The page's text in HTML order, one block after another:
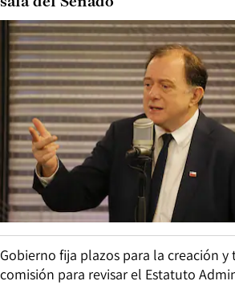
Gobierno fija plazos para la creación y
comisión para revisar el Estatuto